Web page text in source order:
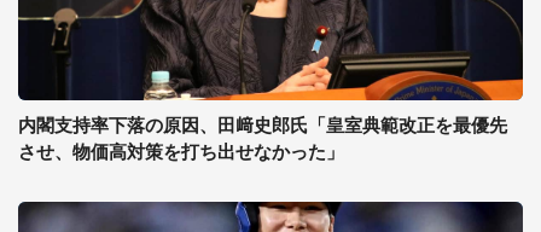
内閣支持率下落の原因、田﨑史郎氏「皇室典範改正を最優先
させ、物価高対策を打ち出せなかった」